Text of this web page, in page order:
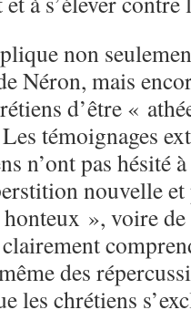
non
Néron, mais
d’être «
témoignages
n’ont pas hésité
nouvelle
», voire
des
les chrétiens